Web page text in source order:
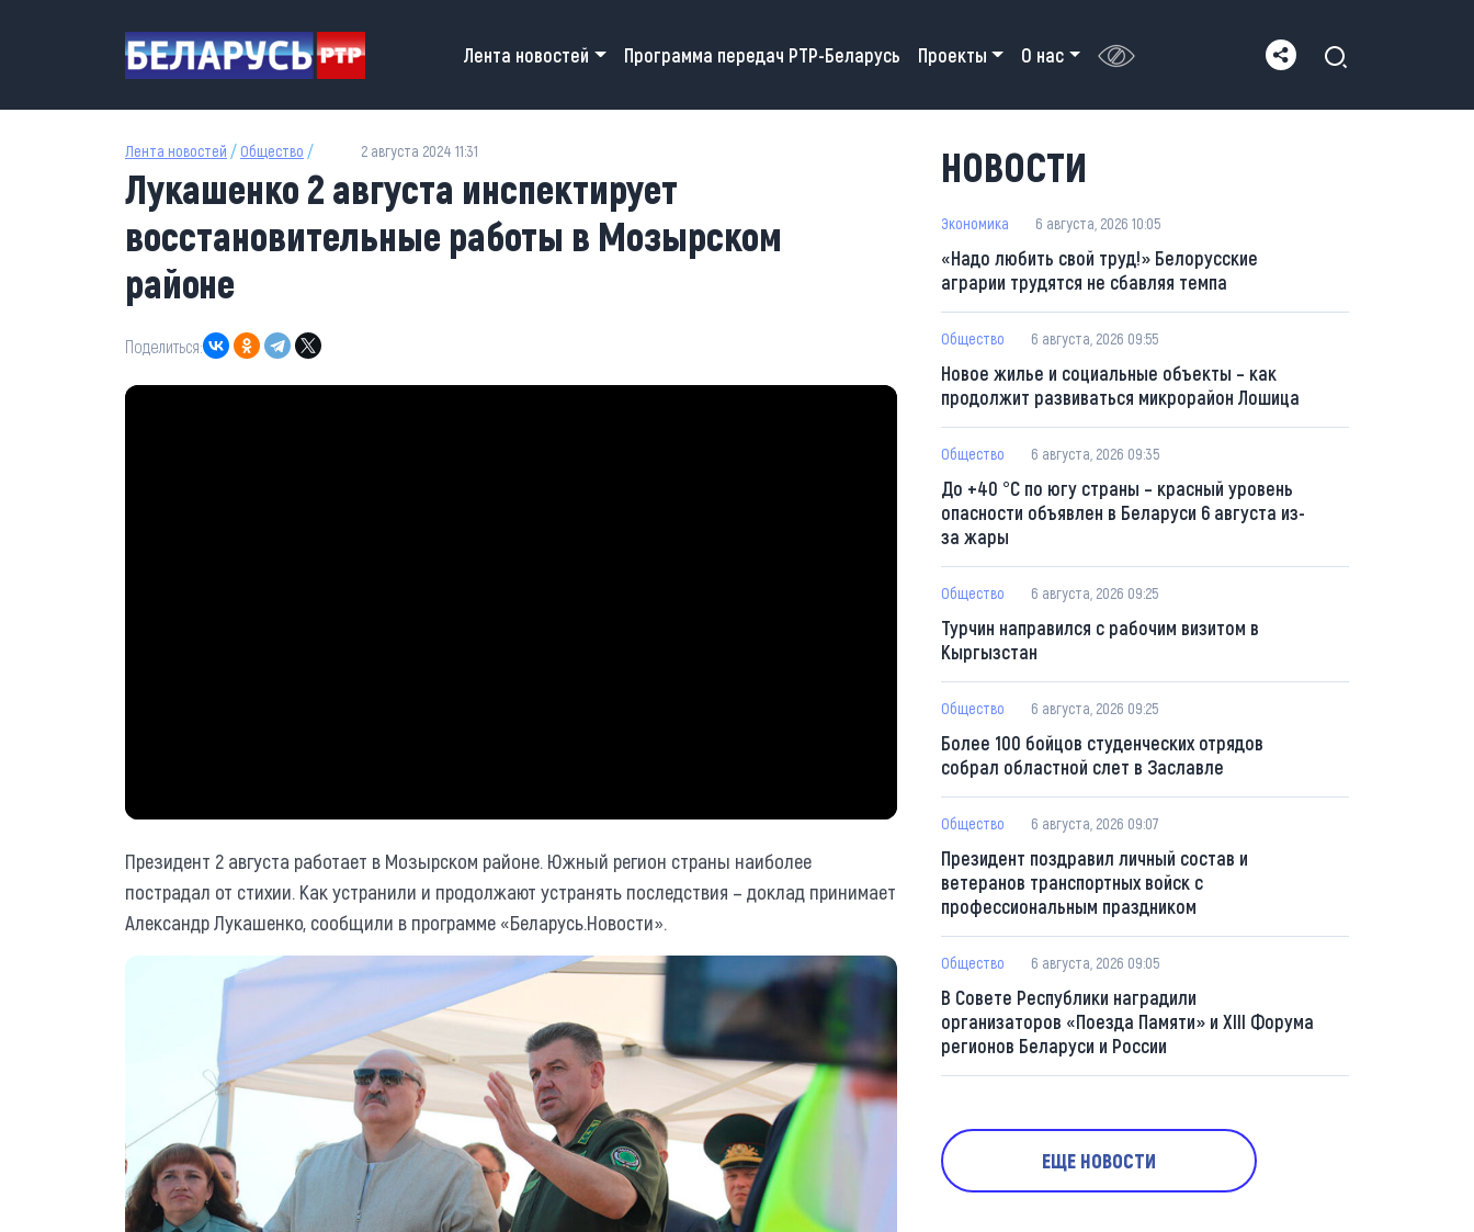
Main navigation
Лента новостей Программа передач РТР-Беларусь Проекты О нас
Лента новостей / Общество / 2 августа 2024 11:31
Лукашенко 2 августа инспектирует
восстановительные работы в Мозырском
районе
Поделиться:
Президент 2 августа работает в Мозырском районе. Южный регион страны наиболее
пострадал от стихии. Как устранили и продолжают устранять последствия – доклад принимает
Александр Лукашенко, сообщили в программе «Беларусь.Новости».
НОВОСТИ
Экономика 6 августа, 2026 10:05
«Надо любить свой труд!» Белорусские
аграрии трудятся не сбавляя темпа
Общество 6 августа, 2026 09:55
Новое жилье и социальные объекты – как
продолжит развиваться микрорайон Лошица
Общество 6 августа, 2026 09:35
До +40 °С по югу страны – красный уровень
опасности объявлен в Беларуси 6 августа из-
за жары
Общество 6 августа, 2026 09:25
Турчин направился с рабочим визитом в
Кыргызстан
Общество 6 августа, 2026 09:25
Более 100 бойцов студенческих отрядов
собрал областной слет в Заславле
Общество 6 августа, 2026 09:07
Президент поздравил личный состав и
ветеранов транспортных войск с
профессиональным праздником
Общество 6 августа, 2026 09:05
В Совете Республики наградили
организаторов «Поезда Памяти» и XIII Форума
регионов Беларуси и России
ЕЩЕ НОВОСТИ